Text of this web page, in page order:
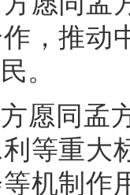
，推动
。
愿同孟
等重大
机制作